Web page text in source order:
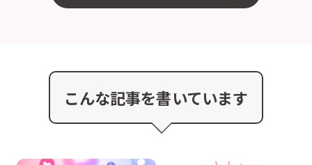
こんな記事を書いています